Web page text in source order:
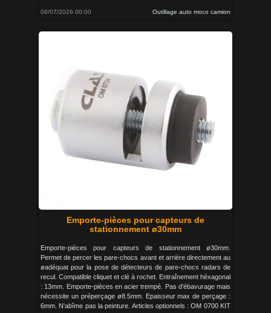
08/07/2026 00:00 Outillage auto moco camion
Emporte-pièces pour capteurs de
stationnement ø30mm
Emporte-pièces pour capteurs de stationnement ø30mm.
Permet de percer les pare-chocs avant et arrière directement au
øadéquat pour la pose de détecteurs de pare-chocs radars de
recul. Compatible cliquet et clé à rochet. Entraînement héxagonal
: 13mm. Emporte-pièces en acier trempé. Pas d'ébavurage mais
nécessite un préperçage ø8.5mm. Epaisseur max de perçage :
6mm. N'abîme pas la peinture. Articles optionnels : OM 0700 KIT